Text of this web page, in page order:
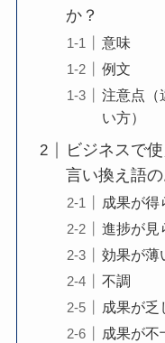
か？
意味
例文
注意点（
い方）
ビジネスで
言い換え語
成果が得
進捗が見
効果が薄
不調
成果が乏
成果が不